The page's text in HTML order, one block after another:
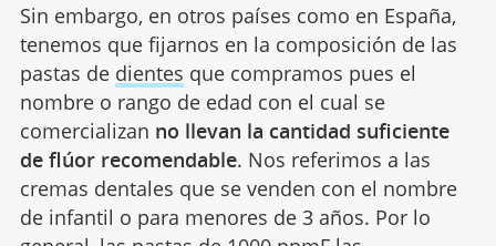
Sin embargo, en otros países como en España,
tenemos que fijarnos en la composición de las
pastas de dientes que compramos pues el
nombre o rango de edad con el cual se
comercializan no llevan la cantidad suficiente
de flúor recomendable. Nos referimos a las
cremas dentales que se venden con el nombre
de infantil o para menores de 3 años. Por lo